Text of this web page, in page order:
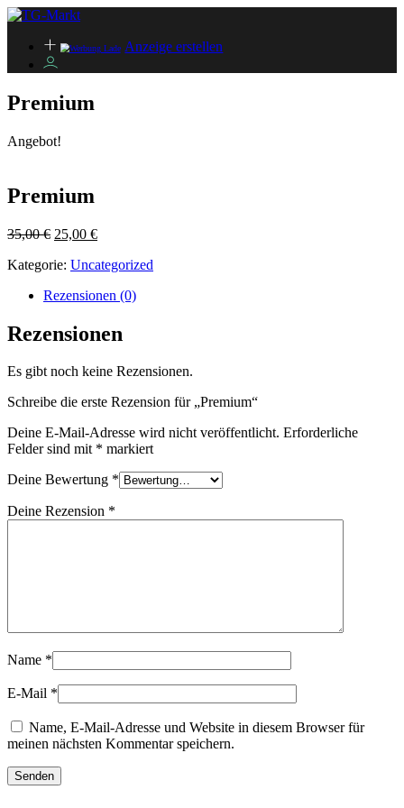
Anzeige erstellen
Premium
Angebot!
Premium
35,00€ Ursprünglicher
war:
25,00 €Aktueller
ist:
Kategorie: Uncategorized
Rezensionen (0)
Rezensionen
Es gibt noch keine Rezensionen.
Schreibe die erste Rezension für „Premium“
Deine E-Mail-Adresse wird nicht veröffentlicht. Erforderliche
Felder sind mit * markiert
Deine Bewertung *
Deine Rezension *
Name *
E-Mail *
Name, E-Mail-Adresse und Website in diesem Browser für
meinen nächsten Kommentar speichern.